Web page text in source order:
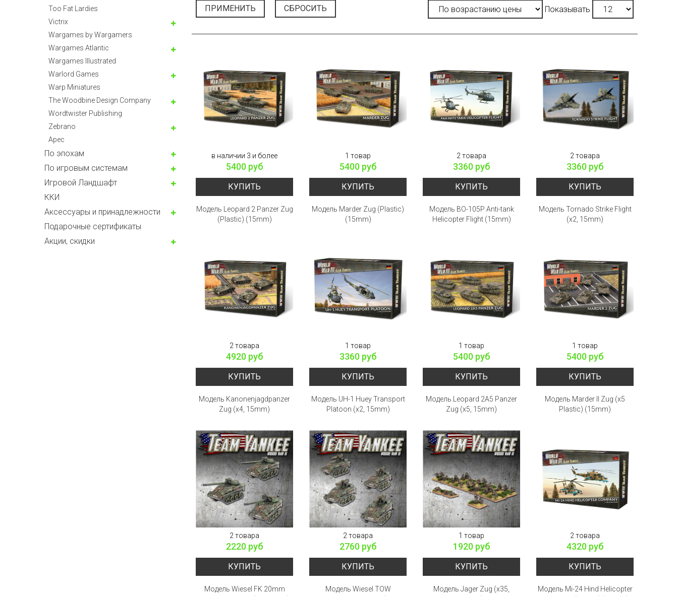
Too Fat Lardies
Victrix
Wargames by Wargamers
Wargames Atlantic
Wargames Illustrated
Warlord Games
Warp Miniatures
The Woodbine Design Company
Wordtwister Publishing
Zebrano
Арес
По эпохам
По игровым системам
Игровой Ландшафт
ККИ
Аксессуары и принадлежности
Подарочные сертификаты
Акции, скидки
ПРИМЕНИТЬ СБРОСИТЬ Показывать
в наличии 3 и более
5400 руб
КУПИТЬ
Модель Leopard 2 Panzer Zug
(Plastic) (15mm)
1 товар
5400 руб
КУПИТЬ
Модель Marder Zug (Plastic)
(15mm)
2 товара
3360 руб
КУПИТЬ
Модель BO-105P Anti-tank
Helicopter Flight (15mm)
2 товара
3360 руб
КУПИТЬ
Модель Tornado Strike Flight
(x2, 15mm)
2 товара
4920 руб
КУПИТЬ
Модель Kanonenjagdpanzer
Zug (x4, 15mm)
1 товар
3360 руб
КУПИТЬ
Модель UH-1 Huey Transport
Platoon (x2, 15mm)
1 товар
5400 руб
КУПИТЬ
Модель Leopard 2A5 Panzer
Zug (x5, 15mm)
1 товар
5400 руб
КУПИТЬ
Модель Marder II Zug (x5
Plastic) (15mm)
2 товара
2220 руб
КУПИТЬ
Модель Wiesel FK 20mm
2 товара
2760 руб
КУПИТЬ
Модель Wiesel TOW
1 товар
1920 руб
КУПИТЬ
Модель Jager Zug (x35,
2 товара
4320 руб
КУПИТЬ
Модель Mi-24 Hind Helicopter